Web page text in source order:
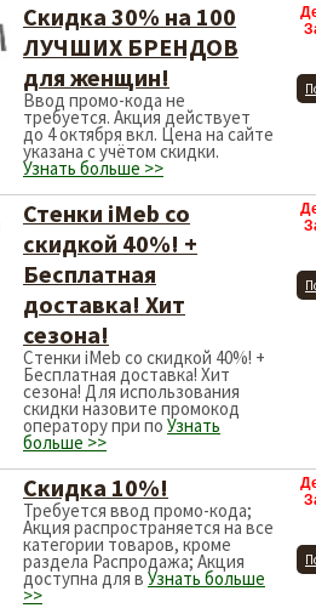
Скидка 30% на 100
ЛУЧШИХ БРЕНДОВ
для женщин!
Ввод промо-кода не
требуется. Акция действует
до 4 октября вкл. Цена на сайте
указана с учётом скидки.
Узнать больше >>
Стенки iMeb со
скидкой 40%! +
Бесплатная
доставка! Хит
сезона!
Стенки iMeb со скидкой 40%! +
Бесплатная доставка! Хит
сезона! Для использования
скидки назовите промокод
оператору при по Узнать
больше >>
Скидка 10%!
Требуется ввод промо-кода;
Акция распространяется на все
категории товаров, кроме
раздела Распродажа; Акция
доступна для в Узнать больше
>>